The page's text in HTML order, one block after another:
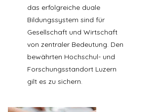
das erfolgreiche duale
Bildungssystem sind für
Gesellschaft und Wirtschaft
von zentraler Bedeutung. Den
bewährten Hochschul- und
Forschungsstandort Luzern
gilt es zu sichern.